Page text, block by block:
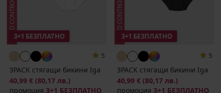
3+1 БЕЗПЛАТНО
5
3PACK стягащи бикини Iga
40,99 € (80,17 лв.)
промоция 3+1 БЕЗПЛАТНО
3+1 БЕЗПЛАТНО
5
3PACK стягащи бикини Iga
40,99 € (80,17 лв.)
промоция 3+1 БЕЗПЛАТНО